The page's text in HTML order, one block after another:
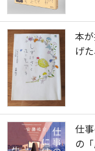
本
げ
仕
の「